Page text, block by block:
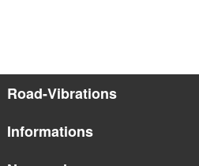
Road-Vibrations
Informations